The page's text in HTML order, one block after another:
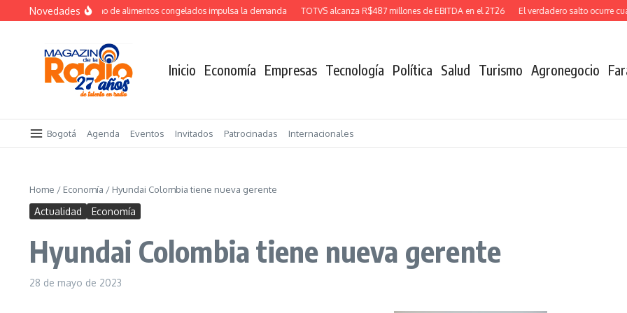
Saltar al contenido
Novedades
del consumo de alimentos congelados impulsa la demanda TOTVS alcanza R$487 millones de EBITDA en el 2T26 El verdadero salto ocurre
Inicio Economía Empresas Tecnología Política Salud Turismo Agronegocio
Bogotá Agenda Eventos Invitados Patrocinadas Internacionales
Home / Economía / Hyundai Colombia tiene nueva gerente
Actualidad Economía
Hyundai Colombia tiene nueva gerente
28 de mayo de 2023